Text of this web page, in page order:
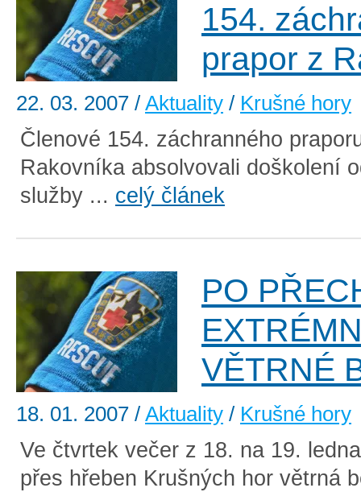
154.
prapor z
22. 03. 2007 / Aktuality / Krušné hory
Členové 154. záchranného
Rakovníka absolvovali doškolení
služby ... celý článek
PO
VĚTRNÉ
18. 01. 2007 / Aktuality / Krušné hory
Ve čtvrtek večer z 18. na 19.
přes hřeben Krušných hor větrná